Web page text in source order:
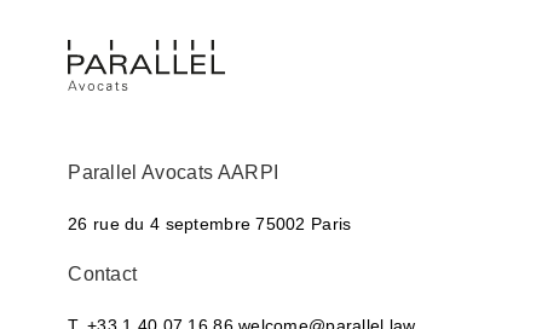
Parallel Avocats AARPI
26 rue du 4 septembre 75002 Paris
Contact
T. +33 1 40 07 16 86 welcome@parallel.law